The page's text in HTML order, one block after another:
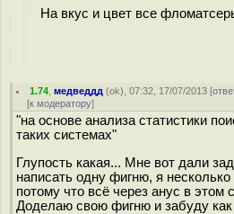
На вкус и цвет все
1.74 ,медведдд (ok), 07:32, 17/07/2013 [
[к модератору]
"на основе анализа статистики
таких системах"
Глупость какая... Мне вот дали
написать одну фигню, я несколько
потому что всё через анус в этом
Доделаю свою фигню и забуду